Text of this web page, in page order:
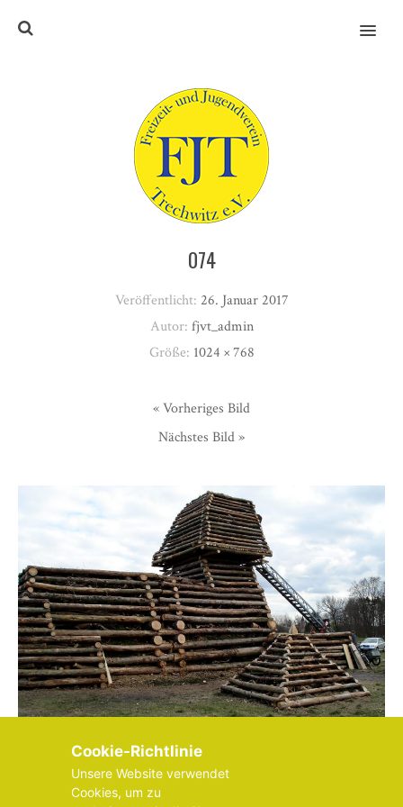
MENU
074
Veröffentlicht: 26. Januar 2017
Autor: fjvt_admin
Größe: 1024 × 768
« Vorheriges Bild
Nächstes Bild »
Cookie-Richtlinie
Unsere Website verwendet
Cookies, um zu